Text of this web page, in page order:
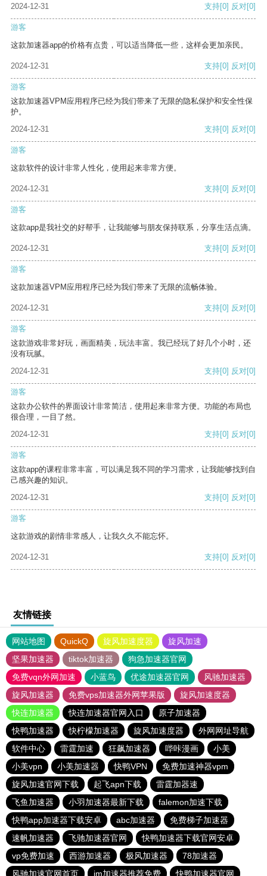
2024-12-31
支持[0] 反对[0]
游客
这款加速器app的价格有点贵，可以适当降低一些，这样会更加亲民。
2024-12-31 支持[0] 反对[0]
游客
这款加速器VPM应用程序已经为我们带来了无限的隐私保护和安全性保
护。
2024-12-31
支持[0] 反对[0]
游客
这款软件的设计非常人性化，使用起来非常方便。
2024-12-31 支持[0] 反对[0]
游客
这款app是我社交的好帮手，让我能够与朋友保持联系，分享生活点滴。
2024-12-31 支持[0] 反对[0]
游客
这款加速器VPM应用程序已经为我们带来了无限的流畅体验。
2024-12-31 支持[0] 反对[0]
游客
这款游戏非常好玩，画面精美，玩法丰富。我已经玩了好几个小时，还
没有玩腻。
2024-12-31
支持[0] 反对[0]
游客
这款办公软件的界面设计非常简洁，使用起来非常方便。功能的布局也
很合理，一目了然。
2024-12-31
支持[0] 反对[0]
游客
这款app的课程非常丰富，可以满足我不同的学习需求，让我能够找到自
己感兴趣的知识。
2024-12-31
支持[0] 反对[0]
游客
这款游戏的剧情非常感人，让我久久不能忘怀。
2024-12-31 支持[0] 反对[0]
友情链接
网站地图 QuickQ 旋风加速度器
旋风加速
坚果加速器
tiktok加速器
狗急加速器官网
免费vqn外网加速
小蓝鸟 优途加速器官网
风驰加速器
旋风加速器
免费vps加速器外网苹果版
旋风加速度器
快连加速器
快连加速器官网入口
原子加速器
快鸭加速器
快柠檬加速器 旋风加速度器
外网网址导航
软件中心
雷霆加速 狂飙加速器 哔咔漫画
小美
小美vpn
小美加速器 快鸭VPN
免费加速神器vpm
旋风加速官网下载
起飞apn下载
雷霆加器速
飞鱼加速器
小羽加速器最新下载
falemon加速下载
快鸭app加速器下载安卓
abc加速器
免费梯子加速器
速帆加速器
飞驰加速器官网
快鸭加速器下载官网安卓
vp免费加速
西游加速器 极风加速器
78加速器
风驰加速官网首页
jm加速器推荐免费 快鸭加速器官网